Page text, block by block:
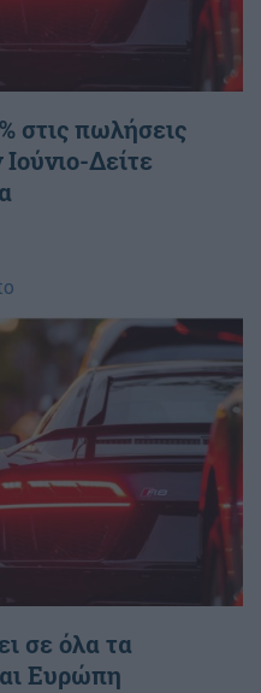
στις πωλήσεις
Δείτε
σε όλα τα
Ευρώπη